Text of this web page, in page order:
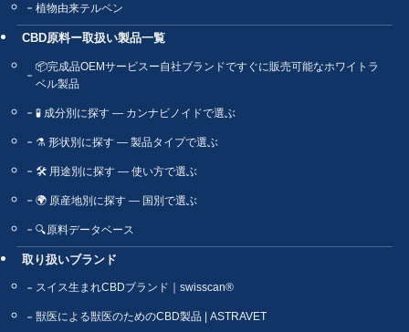
植物由来テルペン
CBD原料ー取扱い製品一覧
📦完成品OEMサービスー自社ブランドですぐに販売可能なホワイトラ
ベル製品
🧪 成分別に探す ― カンナビノイドで選ぶ
⚗️ 形状別に探す ― 製品タイプで選ぶ
🛠 用途別に探す ― 使い方で選ぶ
🌍 原産地別に探す ― 国別で選ぶ
🔍原料データベース
取り扱いブランド
スイス生まれCBDブランド｜swisscan®
獣医による獣医のためのCBD製品 | ASTRAVET